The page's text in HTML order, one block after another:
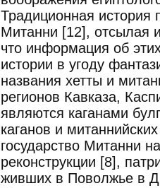
Традиционная история
Митанни [12], отсылая
что информация об
истории в угоду
названия хетты и
регионов Кавказа,
являются каганами
каганов и
государство Митанни
реконструкции [8],
живших в Поволжье в